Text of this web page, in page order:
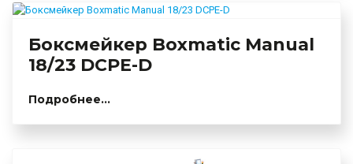
Боксмейкер Boxmatic Manual
18/23 DCPE-D
Подробнее...